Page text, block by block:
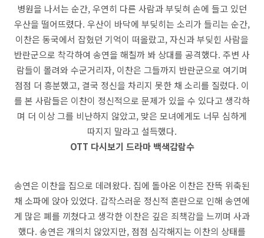
병원을 나서는 순간, 우연히 다른 사람과 부딪혀 손에 들고 있던
우산을 떨어뜨렸다. 우산이 바닥에 부딪히는 소리가 들리는 순간,
이찬은 동국에서 잡혔던 기억이 떠올랐고, 자신과 부딪힌 사람을
반란군으로 착각하여 송연을 해칠까 봐 상대를 공격했다. 주변 사
람들이 몰려와 수군거리자, 이찬은 그들까지 반란군으로 여기며
점점 더 흥분했고, 결국 정신을 차리지 못한 채 소리를 질렀다. 이
를 본 사람들은 이찬이 정신적으로 문제가 있을 수 있다고 생각하
며 더 이상 그를 비난하지 않았고, 맞은 모녀에게도 너무 심하게
따지지 말라고 설득했다.
OTT 다시보기 드라마 백색감람수
송연은 이찬을 집으로 데려왔다. 집에 돌아온 이찬은 잔뜩 위축된
채 소파에 앉아 있었다. 갑작스러운 정신적 혼란으로 인해 송연에
게 많은 폐를 끼쳤다고 생각한 이찬은 깊은 죄책감을 느끼며 사과
했다. 송연은 개의치 않았지만, 점점 심각해지는 이찬의 상태를